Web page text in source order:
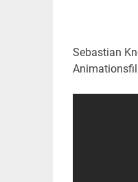
Sebastian